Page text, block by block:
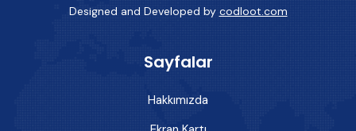
Designed and Developed by codloot.com
Sayfalar
Hakkımızda